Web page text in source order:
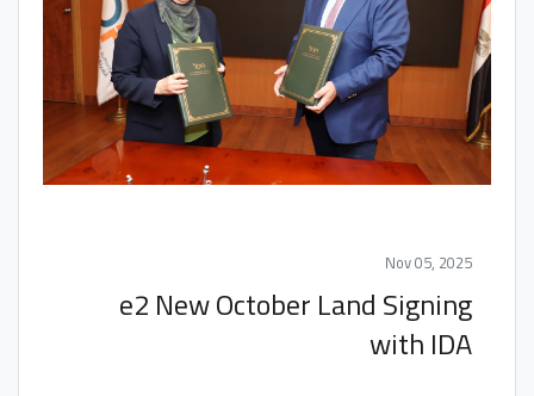
Nov 05, 2025
e2 New October Land Signing
with IDA